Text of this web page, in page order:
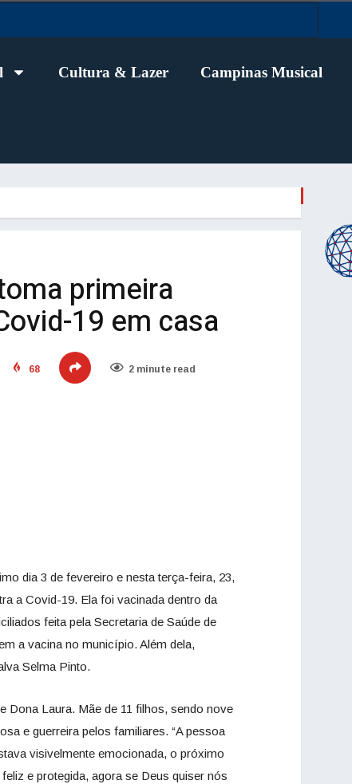
Cultura & Lazer Campinas Musical
primeira
19 em casa
68 2 minute read
dia 3 de fevereiro e nesta terça-feira, 23,
a Covid-19. Ela foi vacinada dentro da
feita pela Secretaria de Saúde de
a vacina no município. Além dela,
Selma Pinto.
Dona Laura. Mãe de 11 filhos, sendo nove
e guerreira pelos familiares. “A pessoa
visivelmente emocionada, o próximo
e protegida, agora se Deus quiser nós